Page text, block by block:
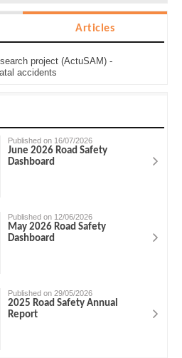
Articles
project (ActuSAM) -
accidents
Published on 16/07/2026
June 2026 Road Safety
Dashboard
Published on 12/06/2026
May 2026 Road Safety
Dashboard
Published on 29/05/2026
2025 Road Safety Annual
Report